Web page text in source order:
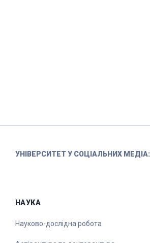
УНІВЕРСИТЕТ У СОЦІАЛЬНИХ МЕДІА:
НАУКА
Науково-дослідна робота